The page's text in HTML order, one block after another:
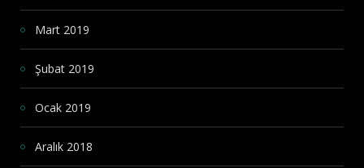
Mart 2019
Şubat 2019
Ocak 2019
Aralık 2018